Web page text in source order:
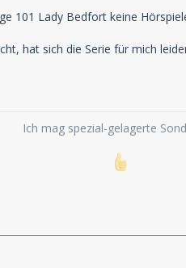
101 Lady Bedfort keine
hat sich die Serie für mich
Ich mag spezial-gelagerte